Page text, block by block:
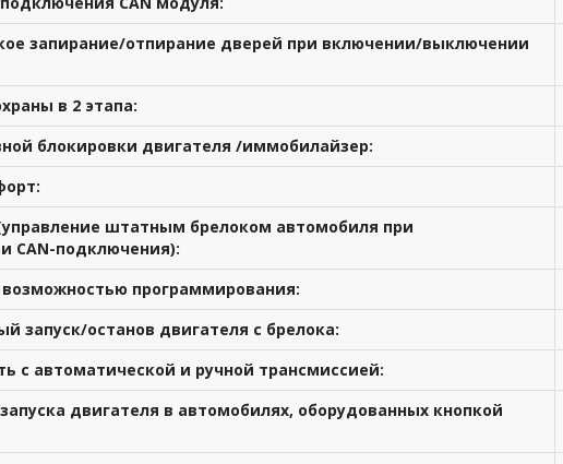
запирание/отпирание дверей при включении/выключении
в 2 этапа:
блокировки двигателя /иммобилайзер:
штатным брелоком автомобиля при
CAN-подключения):
возможностью программирования:
запуск/останов двигателя с брелока:
с автоматической и ручной трансмиссией:
двигателя в автомобилях, оборудованных кнопкой